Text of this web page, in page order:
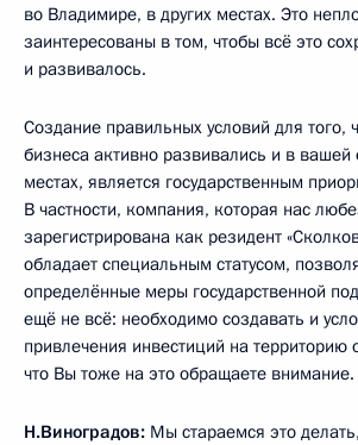
во Владимире, в других местах. Это
заинтересованы в том, чтобы всё это
и развивалось.
Создание правильных условий для того,
бизнеса активно развивались и в вашей
местах, является государственным
В частности, компания, которая нас
зарегистрирована как резидент
обладает специальным статусом,
определённые меры государственной
ещё не всё: необходимо создавать и
привлечения инвестиций на территорию
что Вы тоже на это обращаете внимание.
Н.Виноградов: Мы стараемся это